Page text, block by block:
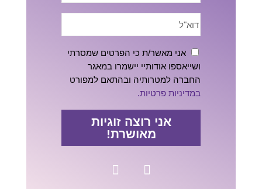
אני מאשר/ת כי הפרטים שמסרתי
ושייאספו אודותיי יישמרו במאגר
החברה למטרותיה ובהתאם למפורט
במדיניות פרטיות.
אני רוצה זוגיות
מאושרת!